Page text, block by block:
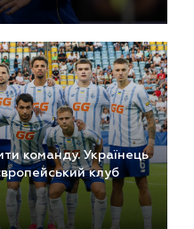
команду. Українець
клуб